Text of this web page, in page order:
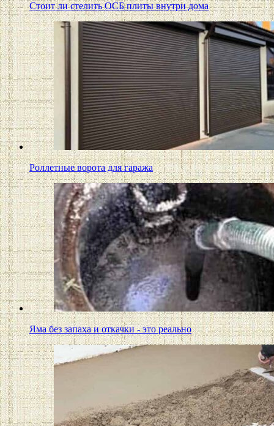
Стоит ли стелить ОСБ плиты внутри дома
Роллетные ворота для гаража
Яма без запаха и откачки - это реально